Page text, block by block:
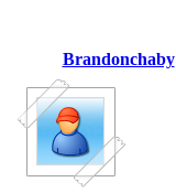
Brandonchaby